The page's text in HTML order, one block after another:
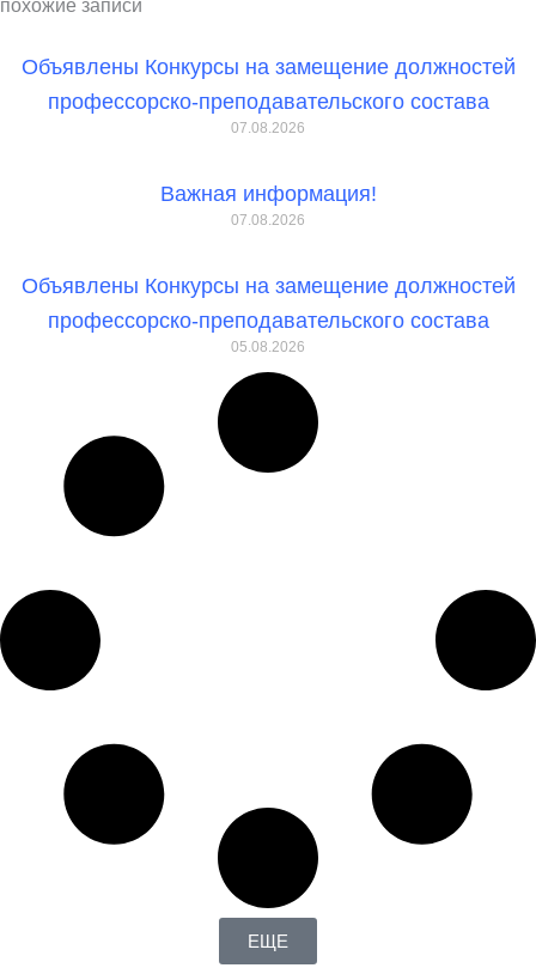
похожие записи
Объявлены Конкурсы на замещение должностей
профессорско-преподавательского состава
07.08.2026
Важная информация!
07.08.2026
Объявлены Конкурсы на замещение должностей
профессорско-преподавательского состава
05.08.2026
ЕЩЕ